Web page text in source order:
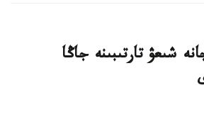
شىعۋ تارتىبىنە جاڭا